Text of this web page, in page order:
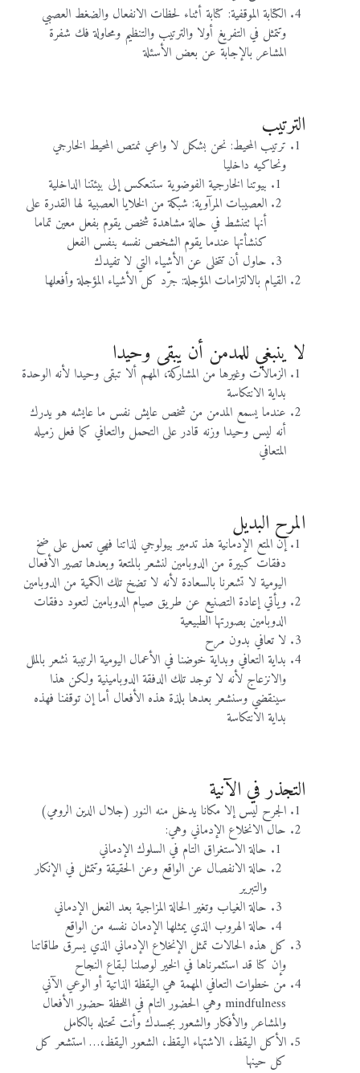
الكتابة الموقفية: كتابة أثناء لحظات الانفعال والضغط العصبي
وتتمثل في التفريغ أولا والترتيب والتنظيم ومحاولة فك شفرة
المشاعر بالإجابة عن بعض الأسئلة
الترتيب
ترتيب المحيط: نحن بشكل لا واعي نمتص المحيط الخارجي
ونحاكيه داخليا
بيوتنا الخارجية الفوضوية ستنعكس إلى بيئتنا الداخلية
العصيبات المرآوية: شبكة من الخلايا العصبية لها القدرة على
أنها تتنشط في حالة مشاهدة شخص يقوم بفعل معين تماما
كنشأتها عندما يقوم الشخص نفسه بنفس الفعل
حاول أن تتخلى عن الأشياء التي لا تفيدك
القيام بالالتزامات المؤجلة: جرّد كل الأشياء المؤجلة وأفعلها
لا ينبغي للمدمن أن يبقى وحيدا
الزمالات وغيرها من المشاركة، المهم ألا تبقى وحيدا لأنه الوحدة
بداية الانتكاسة
عندما يسمع المدمن من شخص عايش نفس ما عايشه هو يدرك
أنه ليس وحيدا وزنه قادر على التحمل والتعافي كما فعل زميله
المتعافي
المرح البديل
إن المتع الإدمانية هذ تدمير بيولوجي لذاتنا فهي تعمل على ضخ
دفقات كبيرة من الدوبامين لنشعر بالمتعة وبعدها تصير الأفعال
اليومية لا تشعرنا بالسعادة لأنه لا تضخ تلك الكمية من الدوبامين
ويأتي إعادة التصنيع عن طريق صيام الدوبامين لتعود دفقات
الدوبامين بصورتها الطبيعية
لا تعافي بدون مرح
بداية التعافي وبداية خوضنا في الأعمال اليومية الرتيبة نشعر بالملل
والانزعاج لأنه لا توجد تلك الدفقة الدوبامينية ولكن هذا
سينقضي وسنشعر بعدها بلذة هذه الأفعال أما إن توقفنا فهذه
بداية الانتكاسة
التجذر في الآنية
الجرح ليس إلا مكانا يدخل منه النور (جلال الدين الرومي)
حال الانخلاع الإدماني وهي:
حالة الاستغراق التام في السلوك الإدماني
حالة الانفصال عن الواقع وعن الحقيقة وتتمثل في الإنكار
والتبرير
حالة الغياب وتغير الحالة المزاجية بعد الفعل الإدماني
حالة الهروب الذي يمثلها الإدمان نفسه من الواقع
كل هذه الحالات تمثل الإنخلاع الإدماني الذي يسرق طاقاتنا
وإن كنا قد استثمرناها في الخير لوصلنا لبقاع النجاح
من خطوات التعافي المهمة هي اليقظة الذاتية أو الوعي الآني
mindfulness وهي الحضور التام في اللحظة حضور الأفعال
والمشاعر والأفكار والشعور بجسدك وأنت تحتله بالكامل
الأكل اليقظ، الاشتهاء اليقظ، الشعور اليقظ،… استشعر كل
كل حينها